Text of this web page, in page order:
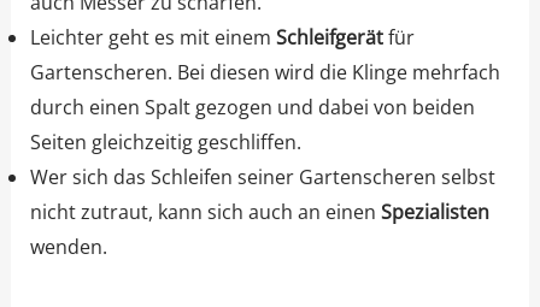
Leichter geht es mit einem Schleifgerätfür
Gartenscheren. Bei diesen wird die Klinge mehrfach
durch einen Spalt gezogen und dabei von beiden
Seiten gleichzeitig geschliffen.
Wer sich das Schleifen seiner Gartenscheren selbst
nicht zutraut, kann sich auch an einen Spezialisten
wenden.